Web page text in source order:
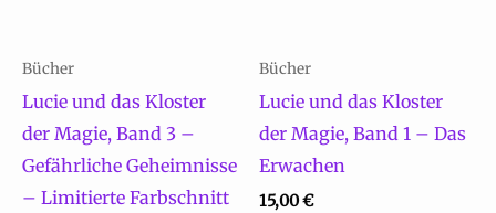
Bücher
Lucie und das Kloster
der Magie, Band 3 –
Gefährliche Geheimnisse
– Limitierte Farbschnitt
Bücher
Lucie und das Kloster
der Magie, Band 1 – Das
Erwachen
15,00€